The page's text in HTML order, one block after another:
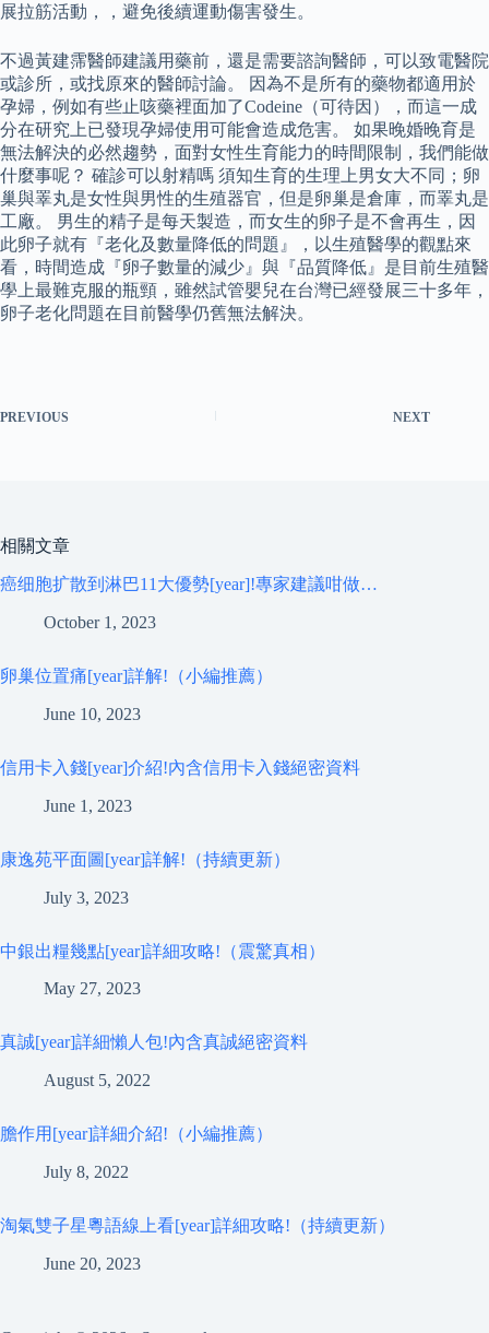
展拉筋活動，，避免後續運動傷害發生。
不過黃建霈醫師建議用藥前，還是需要諮詢醫師，可以致電醫院
或診所，或找原來的醫師討論。 因為不是所有的藥物都適用於
孕婦，例如有些止咳藥裡面加了Codeine（可待因），而這一成
分在研究上已發現孕婦使用可能會造成危害。 如果晚婚晚育是
無法解決的必然趨勢，面對女性生育能力的時間限制，我們能做
什麼事呢？ 確診可以射精嗎 須知生育的生理上男女大不同；卵
巢與睪丸是女性與男性的生殖器官，但是卵巢是倉庫，而睪丸是
工廠。 男生的精子是每天製造，而女生的卵子是不會再生，因
此卵子就有『老化及數量降低的問題』，以生殖醫學的觀點來
看，時間造成『卵子數量的減少』與『品質降低』是目前生殖醫
學上最難克服的瓶頸，雖然試管嬰兒在台灣已經發展三十多年，
卵子老化問題在目前醫學仍舊無法解決。
PREVIOUS NEXT
相關文章
癌细胞扩散到淋巴11大優勢[year]!專家建議咁做…
October 1, 2023
卵巢位置痛[year]詳解!（小編推薦）
June 10, 2023
信用卡入錢[year]介紹!內含信用卡入錢絕密資料
June 1, 2023
康逸苑平面圖[year]詳解!（持續更新）
July 3, 2023
中銀出糧幾點[year]詳細攻略!（震驚真相）
May 27, 2023
真誠[year]詳細懶人包!內含真誠絕密資料
August 5, 2022
膽作用[year]詳細介紹!（小編推薦）
July 8, 2022
淘氣雙子星粵語線上看[year]詳細攻略!（持續更新）
June 20, 2023